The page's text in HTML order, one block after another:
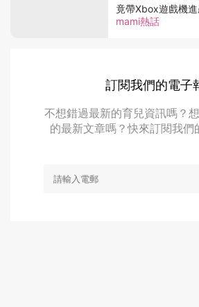
mami熱話
竟帶Xbox遊戲機
訂閱我們的電子
不想錯過最新的育兒資訊嗎？
的最新文章嗎？快來訂閱我們